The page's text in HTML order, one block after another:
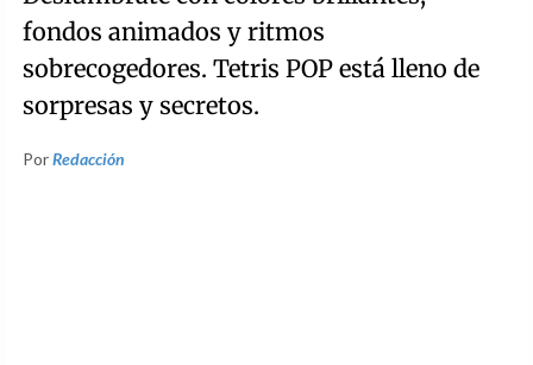
fondos animados y ritmos
sobrecogedores. Tetris POP está lleno de
sorpresas y secretos.
PorRedacción